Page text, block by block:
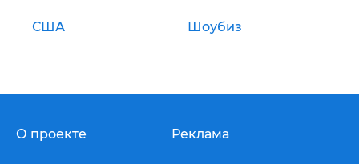
США Шоубиз
О проекте Реклама